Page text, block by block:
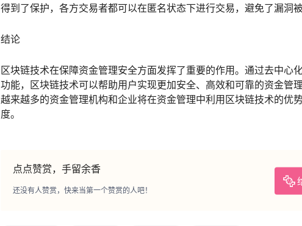
得到了保护，各方交易者都可以在匿名状态下进行交易，避免了漏洞被
结论
区块链技术在保障资金管理安全方面发挥了重要的作用。通过去中心
功能，区块链技术可以帮助用户实现更加安全、高效和可靠的资金管
越来越多的资金管理机构和企业将在资金管理中利用区块链技术的优
度。
点点赞赏，手留余香
还没有人赞赏，快来当第一个赞赏的人吧！